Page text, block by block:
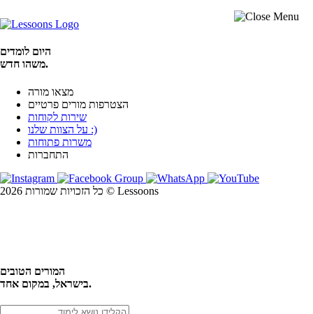
היום לומדים
משהו חדש.
מצאו מורה
הצטרפות מורים פרטיים
שירות לקוחות
על הצוות שלנו :)
משרות פתוחות
התחברות
כל הזכויות שמורות 2026 © Lessoons
המורים הטובים
בישראל, במקום אחד.